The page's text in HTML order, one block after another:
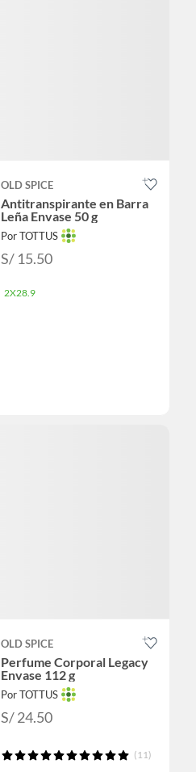
OLD SPICE
Antitranspirante en Barra
Leña Envase 50 g
Por TOTTUS
S/ 15.50
2X28.9
OLD SPICE
Perfume Corporal Legacy
Envase 112 g
Por TOTTUS
S/ 24.50
(11)